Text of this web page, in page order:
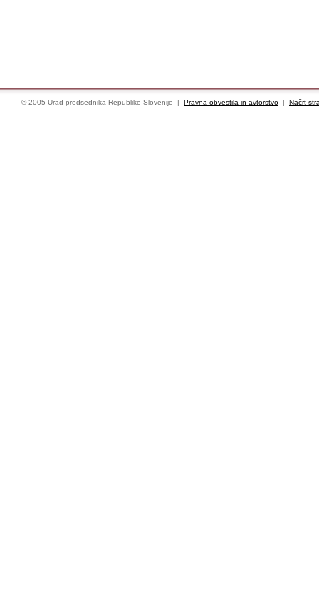
© 2005 Urad predsednika Republike Slovenije | Pravna obvestila in avtorstvo | Načrt